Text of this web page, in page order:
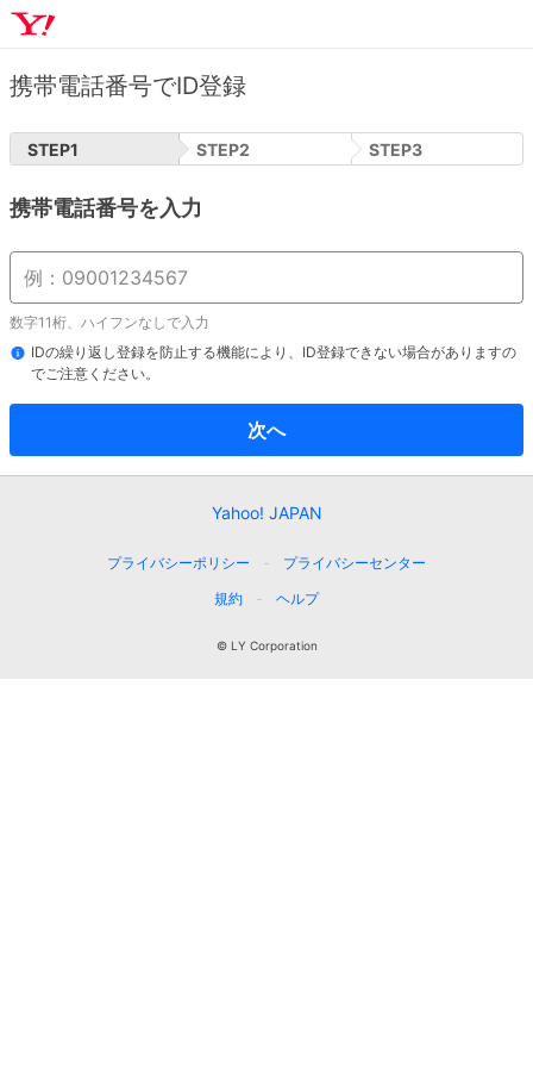
携帯電話番号でID登録
STEP1 STEP2 STEP3
携帯電話番号を入力
数字11桁、ハイフンなしで入力
IDの繰り返し登録を防止する機能により、ID登録できない場合がありますの
でご注意ください。
次へ
Yahoo! JAPAN
プライバシーポリシー
プライバシーセンター
規約
ヘルプ
© LY Corporation